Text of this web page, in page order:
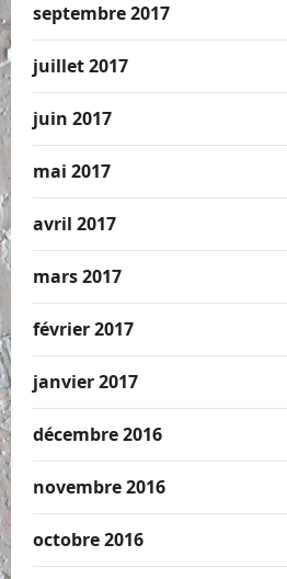
septembre 2017
juillet 2017
juin 2017
mai 2017
avril 2017
mars 2017
février 2017
janvier 2017
décembre 2016
novembre 2016
octobre 2016